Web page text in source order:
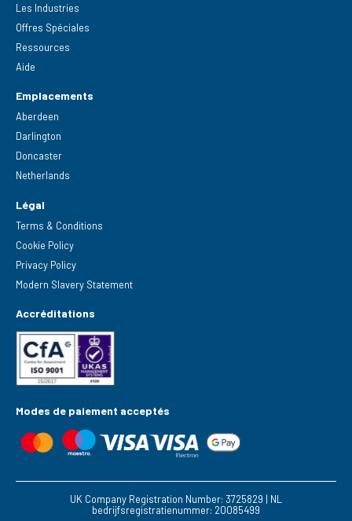
Les Industries
Offres Spéciales
Ressources
Aide
Emplacements
Aberdeen
Darlington
Doncaster
Netherlands
Légal
Terms & Conditions
Cookie Policy
Privacy Policy
Modern Slavery Statement
Accréditations
Modes de paiement acceptés
UK Company Registration Number: 3725829 | NL
bedrijfsregistratienummer: 20085499